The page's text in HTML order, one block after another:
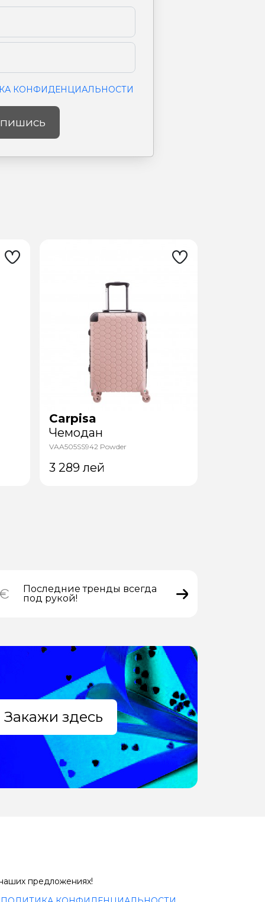
Carpisa
Чемодан
VAA505SS942 Powder
3 289 лей
Последние тренды всегда
под рукой!
Закажи здесь
предложениях!
КОНФИДЕНЦИАЛЬНОСТИ